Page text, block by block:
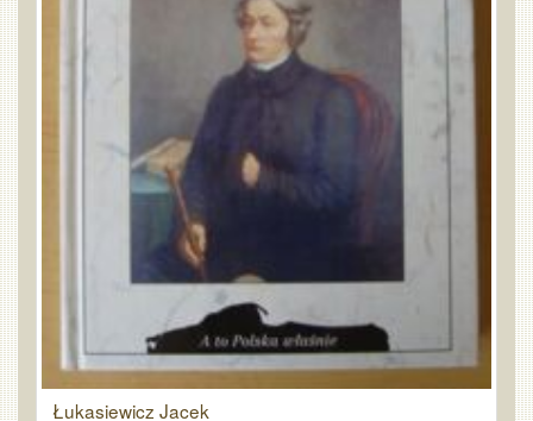
Łukasiewicz Jacek